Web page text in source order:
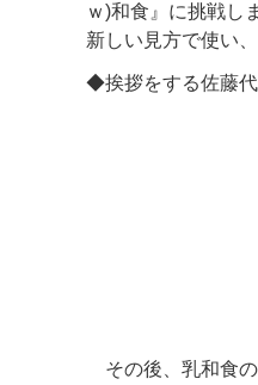
ｗ)和食』に挑戦し
新しい見方で使い
◆挨拶をする佐藤
その後、乳和食の